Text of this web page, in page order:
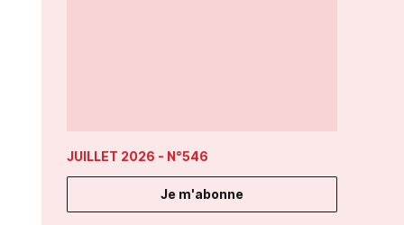
JUILLET 2026 - N°546
Je m'abonne